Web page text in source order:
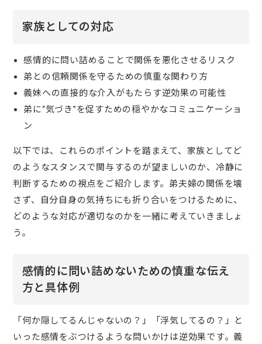
家族としての対応
感情的に問い詰めることで関係を悪化させるリスク
弟との信頼関係を守るための慎重な関わり方
義妹への直接的な介入がもたらす逆効果の可能性
弟に“気づき”を促すための穏やかなコミュニケーショ
ン
以下では、これらのポイントを踏まえて、家族としてど
のようなスタンスで関与するのが望ましいのか、冷静に
判断するための視点をご紹介します。弟夫婦の関係を壊
さず、自分自身の気持ちにも折り合いをつけるために、
どのような対応が適切なのかを一緒に考えていきましょ
う。
感情的に問い詰めないための慎重な伝え
方と具体例
「何か隠してるんじゃないの？」「浮気してるの？」と
いった感情をぶつけるような問いかけは逆効果です。義